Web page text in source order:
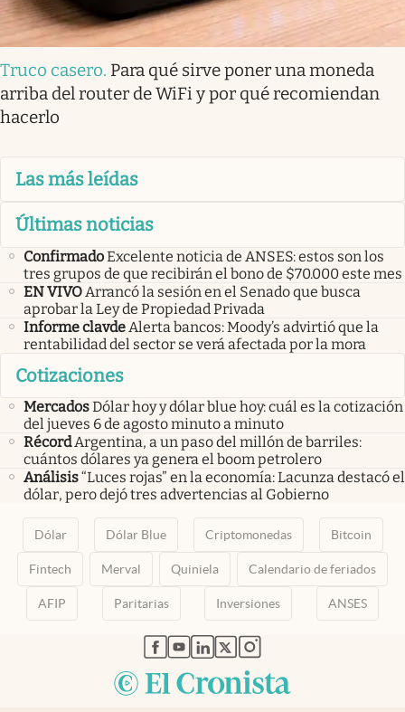
Truco casero. Para qué sirve poner una moneda
arriba del router de WiFi y por qué recomiendan
hacerlo
Las más leídas
Últimas noticias
ConfirmadoExcelente noticia de ANSES: estos son los
tres grupos de que recibirán el bono de $70.000 este mes
EN VIVO Arrancó la sesión en el Senado que busca
aprobar la Ley de Propiedad Privada
Informe clavde Alerta bancos: Moody’s advirtió que la
rentabilidad del sector se verá afectada por la mora
Cotizaciones
MercadosDólar hoy y dólar blue hoy: cuál es la cotización
del jueves 6 de agosto minuto a minuto
RécordArgentina, a un paso del millón de barriles:
cuántos dólares ya genera el boom petrolero
Análisis“Luces rojas” en la economía: Lacunza destacó el
dólar, pero dejó tres advertencias al Gobierno
Dólar Dólar Blue Criptomonedas Bitcoin
Fintech Merval Quiniela Calendario de feriados
AFIP Paritarias Inversiones ANSES
abre en nueva pestaña
abre en nueva pestaña
abre en nueva pestaña
abre en nueva pestaña
abre en nueva pestaña